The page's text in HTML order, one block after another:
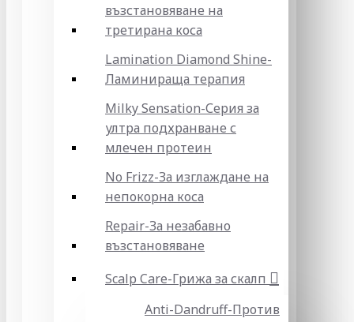
възстановяване на
третирана коса
Lamination Diamond Shine-
Ламинираща терапия
Milky Sensation-Серия за
ултра подхранване с
млечен протеин
No Frizz-За изглаждане на
непокорна коса
Repair-За незабавно
възстановяване
Scalp Care-Грижа за скалп
Anti-Dandruff-Против